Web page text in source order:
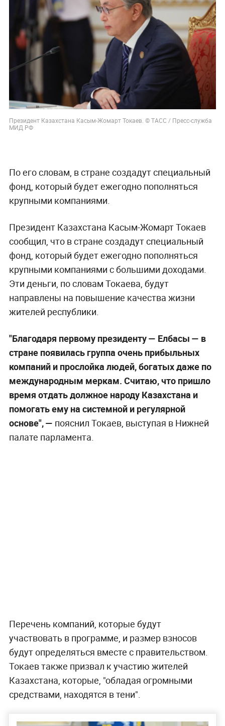
Президент Казахстана Касым-Жомарт Токаев. © ТАСС / Пресс-служба
МИД РФ
По его словам, в стране создадут специальный
фонд, который будет ежегодно пополняться
крупными компаниями.
Президент Казахстана Касым-Жомарт Токаев
сообщил, что в стране создадут специальный
фонд, который будет ежегодно пополняться
крупными компаниями с большими доходами.
Эти деньги, по словам Токаева, будут
направлены на повышение качества жизни
жителей республики.
"Благодаря первому президенту — Елбасы — в
стране появилась группа очень прибыльных
компаний и прослойка людей, богатых даже по
международным меркам. Считаю, что пришло
время отдать должное народу Казахстана и
помогать ему на системной и регулярной
основе", — пояснил Токаев, выступая в Нижней
палате парламента.
Перечень компаний, которые будут
участвовать в программе, и размер взносов
будут определяться вместе с правительством.
Токаев также призвал к участию жителей
Казахстана, которые, "обладая огромными
средствами, находятся в тени".